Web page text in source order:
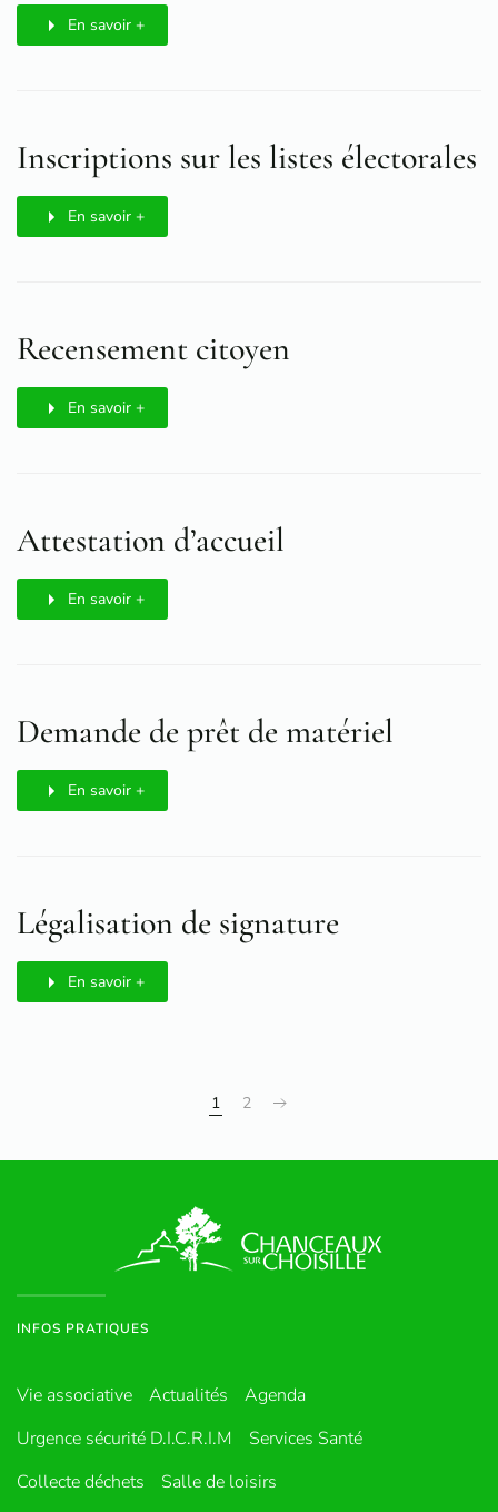
En savoir +
Inscriptions sur les listes électorales
En savoir +
Recensement citoyen
En savoir +
Attestation d’accueil
En savoir +
Demande de prêt de matériel
En savoir +
Légalisation de signature
En savoir +
1 2
INFOS PRATIQUES
Vie associative Actualités
Agenda
Urgence sécurité D.I.C.R.I.M
Services Santé
Collecte déchets
Salle de loisirs